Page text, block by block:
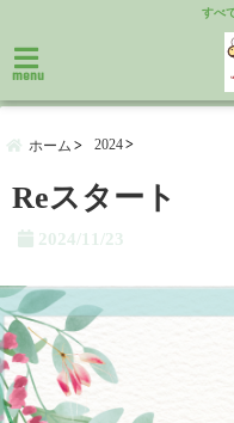
すべ
menu
ホーム 2024
Reスタート
2024/11/23